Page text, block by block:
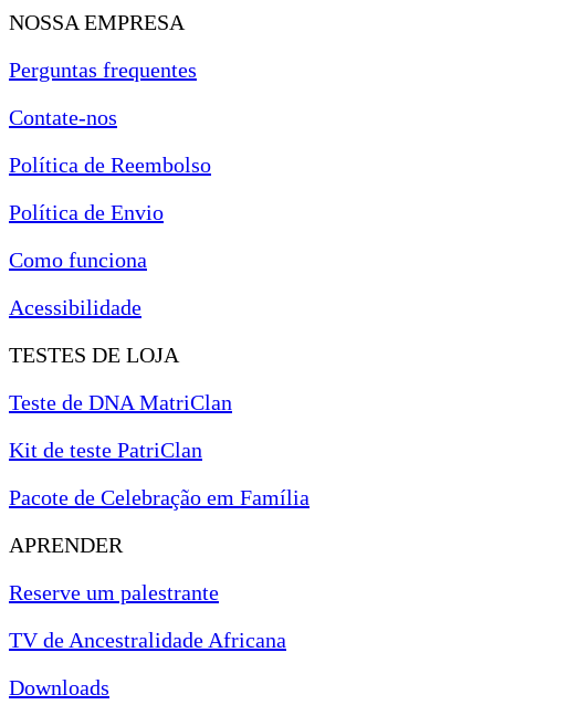
NOSSA EMPRESA
Perguntas frequentes
Contate-nos
Política de Reembolso
Política de Envio
Como funciona
Acessibilidade
TESTES DE LOJA
Teste de DNA MatriClan
Kit de teste PatriClan
Pacote de Celebração em Família
APRENDER
Reserve um palestrante
TV de Ancestralidade Africana
Downloads